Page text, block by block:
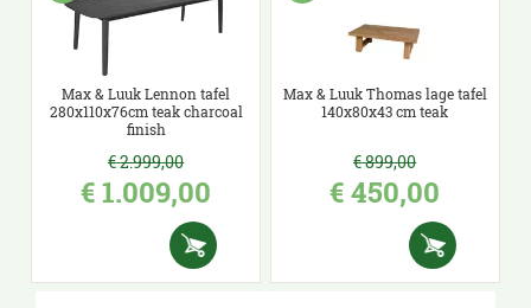
Max & Luuk Lennon tafel
280x110x76cm teak charcoal
finish
€2.999,00
€1.009,00
Max & Luuk Thomas lage tafel
140x80x43 cm teak
€899,00
€450,00